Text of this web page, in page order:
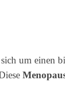
um einen